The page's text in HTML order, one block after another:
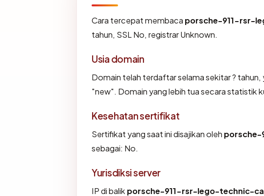
Cara tercepat membaca porsche-911-rsr-
tahun, SSL No, registrar Unknown.
Usia domain
Domain telah terdaftar selama sekitar ?
"new". Domain yang lebih tua secara statistik
Kesehatan sertifikat
Sertifikat yang saat ini disajikan oleh porsche-
sebagai: No.
Yurisdiksi server
IP di balik porsche-911-rsr-lego-technic-